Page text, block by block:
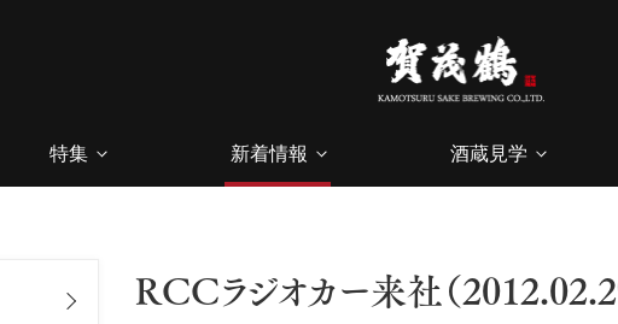
特集 新着情報 酒蔵見学
RCCラジオカー来社（